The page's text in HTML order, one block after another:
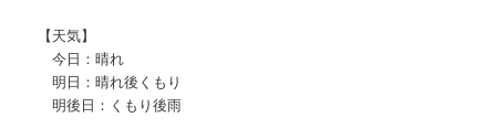
【天気】
今日：晴れ
明日：晴れ後くもり
明後日：くもり後雨